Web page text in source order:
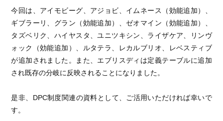
今回は、アイモビーグ、アジョビ、イムネース（効能追加）、
ギブラーリ、グラン（効能追加）、ゼオマイン（効能追加）、
タズベリク、ハイヤスタ、ユニツキシン、ライザケア、リンヴ
ォック（効能追加）、ルタテラ、レカルブリオ、レベスティブ
が追加されました。また、エブリスディは定義テーブルに追加
され既存の分岐に反映されることになりました。
是非、DPC制度関連の資料として、ご活用いただければ幸いで
す。